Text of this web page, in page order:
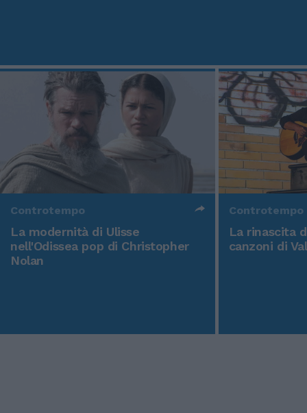
Controtempo
La modernità di Ulisse
nell'Odissea pop di Christopher
Nolan
Controtempo
La rinascita
canzoni di